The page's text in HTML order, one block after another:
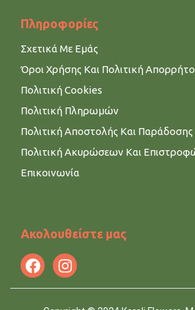
Πληροφορίες
Σχετικά Με Εμάς
Όροι Χρήσης Και Πολιτική
Πολιτική Cookies
Πολιτική Πληρωμών
Πολιτική Αποστολής Και Παράδοσης
Πολιτική Ακυρώσεων Και
Επικοινωνία
Ακολουθείστε μας